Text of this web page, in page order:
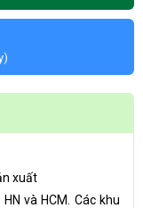
xuất
và HCM. Các khu